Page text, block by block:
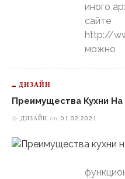
иного
сайте
http://
можно
ДИЗАЙН
Преимущества Кухни На
ДИЗАЙН on 01.02.2021